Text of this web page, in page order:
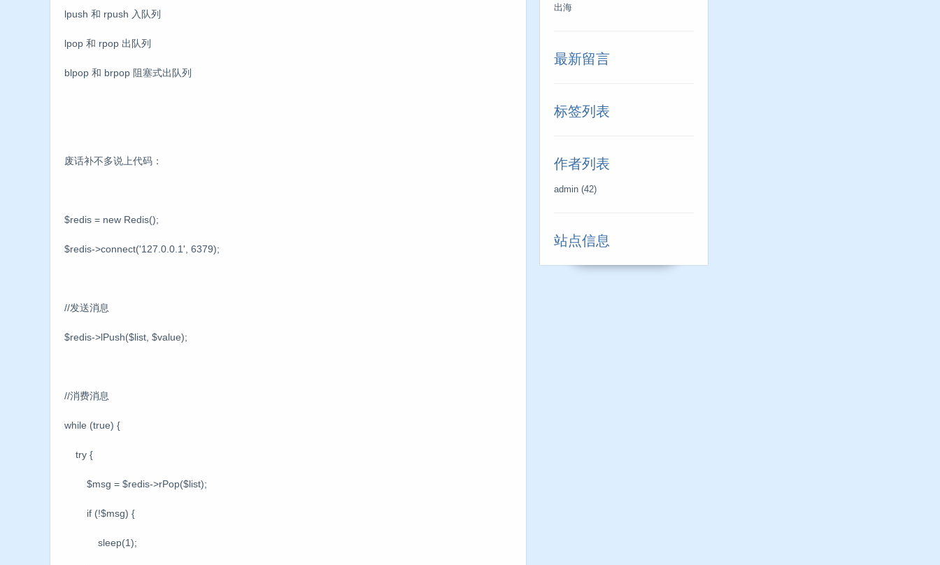
lpush 和 rpush 入队列
lpop 和 rpop 出队列
blpop 和 brpop 阻塞式出队列
废话补不多说上代码：
$redis = new Redis();
$redis->connect('127.0.0.1', 6379);
//发送消息
$redis->lPush($list, $value);
//消费消息
while (true) {
try {
$msg = $redis->rPop($list);
if (!$msg) {
sleep(1);
出海
最新留言
标签列表
作者列表
admin (42)
站点信息